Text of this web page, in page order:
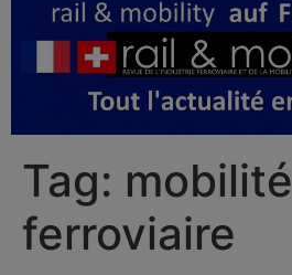
Tag: mobilité
ferroviaire